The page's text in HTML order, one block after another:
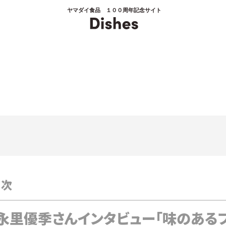
ヤマダイ食品 １００周年記念サイト
里優季さんインタビュー「味のある